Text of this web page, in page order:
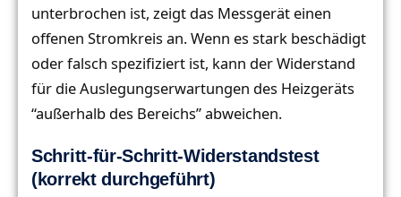
unterbrochen ist, zeigt das Messgerät einen
offenen Stromkreis an. Wenn es stark beschädigt
oder falsch spezifiziert ist, kann der Widerstand
für die Auslegungserwartungen des Heizgeräts
“außerhalb des Bereichs” abweichen.
Schritt-für-Schritt-Widerstandstest
(korrekt durchgeführt)